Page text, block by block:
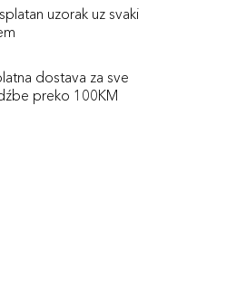
uzorak uz svaki
dostava za sve
preko 100KM